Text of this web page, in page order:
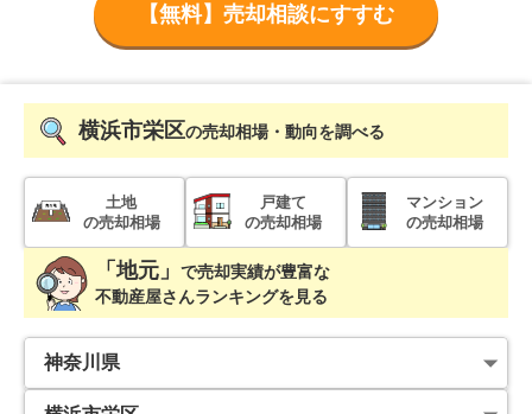
【無料】売却相談にすすむ
横浜市栄区の売却相場・動向を調べる
土地
の売却相場
戸建て
の売却相場
マンション
の売却相場
「地元」 で売却実績が豊富な
不動産屋さんランキングを見る